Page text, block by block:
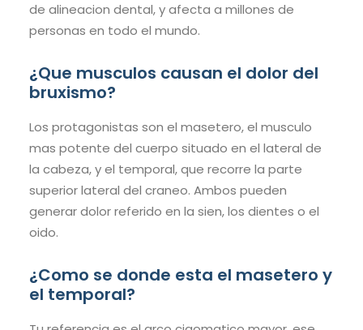
de alineacion dental, y afecta a millones de
personas en todo el mundo.
¿Que musculos causan el dolor del
bruxismo?
Los protagonistas son el masetero, el musculo
mas potente del cuerpo situado en el lateral de
la cabeza, y el temporal, que recorre la parte
superior lateral del craneo. Ambos pueden
generar dolor referido en la sien, los dientes o el
oido.
¿Como se donde esta el masetero y
el temporal?